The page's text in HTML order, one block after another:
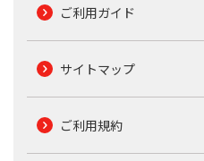
ご利用ガイド
サイトマップ
ご利用規約